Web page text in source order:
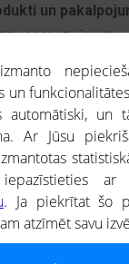
un
par uzņēmumu
Dzimtas koks
Uzņēmumu atlase
Monitorings
par ārvalstu
un
automātiski, un
Ar Jūsu
iepazīstieties ar
. Ja piekrītat šo
atzīmēt savu